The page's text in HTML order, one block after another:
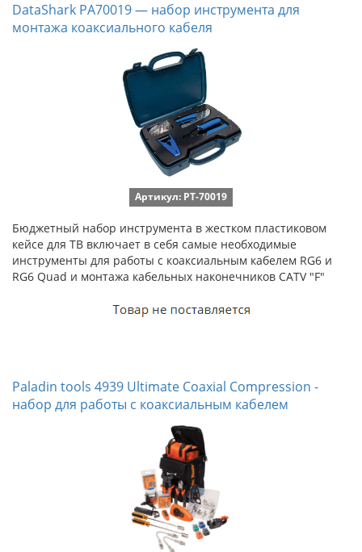
DataShark PA70019 — набор инструмента для
монтажа коаксиального кабеля
Артикул: PT-70019
Бюджетный набор инструмента в жестком пластиковом
кейсе для ТВ включает в себя самые необходимые
инструменты для работы с коаксиальным кабелем RG6 и
RG6 Quad и монтажа кабельных наконечников CATV "F"
Paladin tools 4939 Ultimate Coaxial Compression -
набор для работы с коаксиальным кабелем